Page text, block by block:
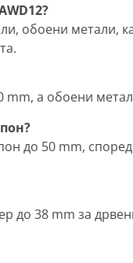
обоени метали,
а обоени
до 50 mm,
до 38 mm за